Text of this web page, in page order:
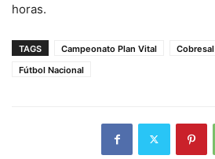
horas.
TAGS Campeonato Plan Vital Cobresal
Fútbol Nacional